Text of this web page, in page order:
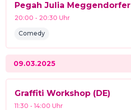
Pegah Julia Meggendorfer
20:00 - 20:30 Uhr
Comedy
09.03.2025
Graffiti Workshop (DE)
11:30 -14:00 Uhr